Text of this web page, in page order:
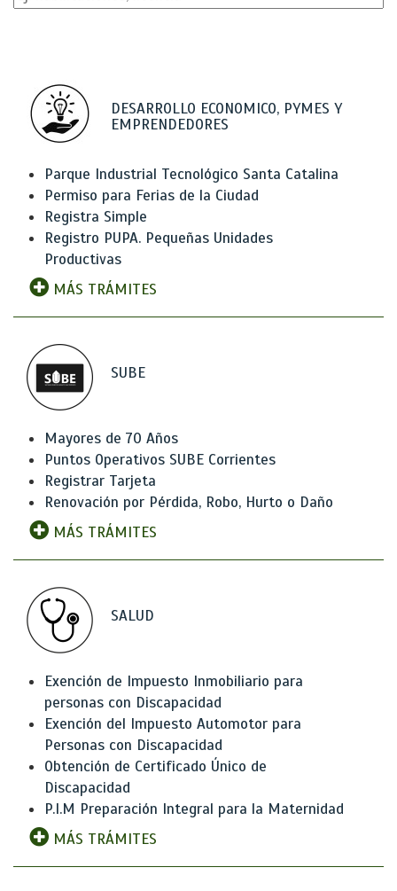
DESARROLLO ECONOMICO, PYMES Y
EMPRENDEDORES
Parque Industrial Tecnológico Santa Catalina
Permiso para Ferias de la Ciudad
Registra Simple
Registro PUPA. Pequeñas Unidades
Productivas
MÁS TRÁMITES
SUBE
Mayores de 70 Años
Puntos Operativos SUBE Corrientes
Registrar Tarjeta
Renovación por Pérdida, Robo, Hurto o Daño
MÁS TRÁMITES
SALUD
Exención de Impuesto Inmobiliario para
personas con Discapacidad
Exención del Impuesto Automotor para
Personas con Discapacidad
Obtención de Certificado Único de
Discapacidad
P.I.M Preparación Integral para la Maternidad
MÁS TRÁMITES